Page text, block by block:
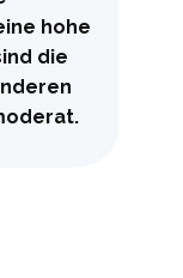
hohe
die